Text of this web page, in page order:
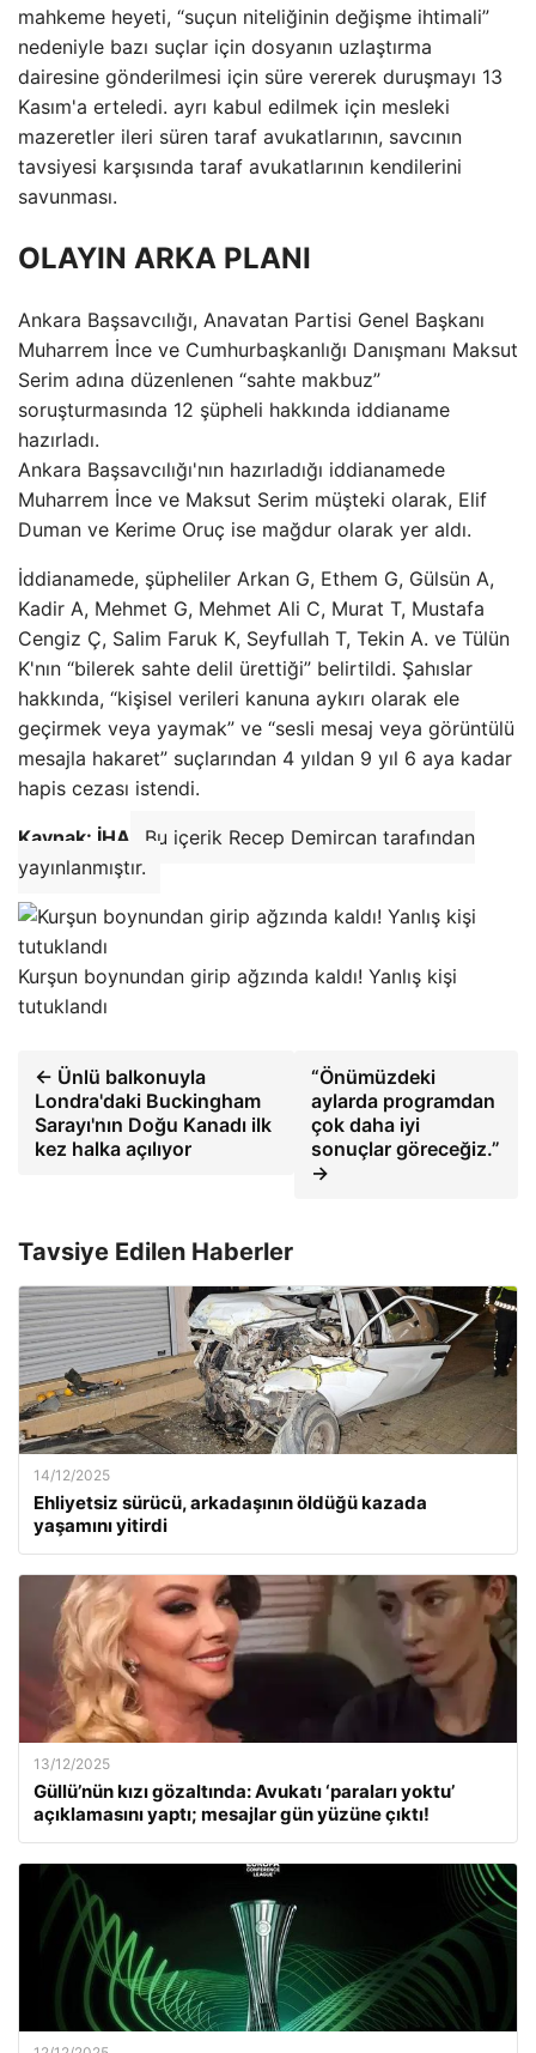
mahkeme heyeti, “suçun niteliğinin değişme ihtimali”
nedeniyle bazı suçlar için dosyanın uzlaştırma
dairesine gönderilmesi için süre vererek duruşmayı 13
Kasım'a erteledi. ayrı kabul edilmek için mesleki
mazeretler ileri süren taraf avukatlarının, savcının
tavsiyesi karşısında taraf avukatlarının kendilerini
savunması.
OLAYIN ARKA PLANI
Ankara Başsavcılığı, Anavatan Partisi Genel Başkanı
Muharrem İnce ve Cumhurbaşkanlığı Danışmanı Maksut
Serim adına düzenlenen “sahte makbuz”
soruşturmasında 12 şüpheli hakkında iddianame
hazırladı.
Ankara Başsavcılığı'nın hazırladığı iddianamede
Muharrem İnce ve Maksut Serim müşteki olarak, Elif
Duman ve Kerime Oruç ise mağdur olarak yer aldı.
İddianamede, şüpheliler Arkan G, Ethem G, Gülsün A,
Kadir A, Mehmet G, Mehmet Ali C, Murat T, Mustafa
Cengiz Ç, Salim Faruk K, Seyfullah T, Tekin A. ve Tülün
K'nın “bilerek sahte delil ürettiği” belirtildi. Şahıslar
hakkında, “kişisel verileri kanuna aykırı olarak ele
geçirmek veya yaymak” ve “sesli mesaj veya görüntülü
mesajla hakaret” suçlarından 4 yıldan 9 yıl 6 aya kadar
hapis cezası istendi.
Kaynak: İHA
Bu içerik Recep Demircan tarafından
yayınlanmıştır.
Kurşun boynundan girip ağzında kaldı! Yanlış kişi
tutuklandı
← Ünlü balkonuyla
Londra'daki Buckingham
Sarayı'nın Doğu Kanadı ilk
kez halka açılıyor
“Önümüzdeki
aylarda programdan
çok daha iyi
sonuçlar göreceğiz.”
→
Tavsiye Edilen Haberler
14/12/2025
Ehliyetsiz sürücü, arkadaşının öldüğü kazada
yaşamını yitirdi
13/12/2025
Güllü’nün kızı gözaltında: Avukatı ‘paraları yoktu’
açıklamasını yaptı; mesajlar gün yüzüne çıktı!